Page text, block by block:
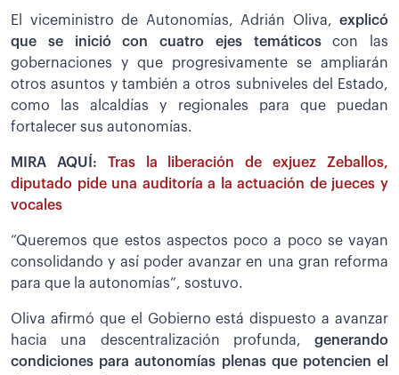
El viceministro de Autonomías, Adrián Oliva, explicó
que se inició con cuatro ejes temáticoscon las
gobernaciones y que progresivamente se ampliarán
otros asuntos y también a otros subniveles del Estado,
como las alcaldías y regionales para que puedan
fortalecer sus autonomías.
MIRA AQUÍ: Tras la liberación de exjuez Zeballos,
diputado pide una auditoría a la actuación de jueces y
vocales
“Queremos que estos aspectos poco a poco se vayan
consolidando y así poder avanzar en una gran reforma
para que la autonomías”, sostuvo.
Oliva afirmó que el Gobierno está dispuesto a avanzar
hacia una descentralización profunda, generando
condiciones para autonomías plenas que potencien el